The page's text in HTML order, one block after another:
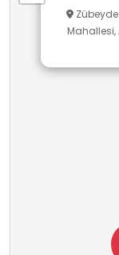
afetlere karşı
bilgilerini
geliştirerek
Zübeyde